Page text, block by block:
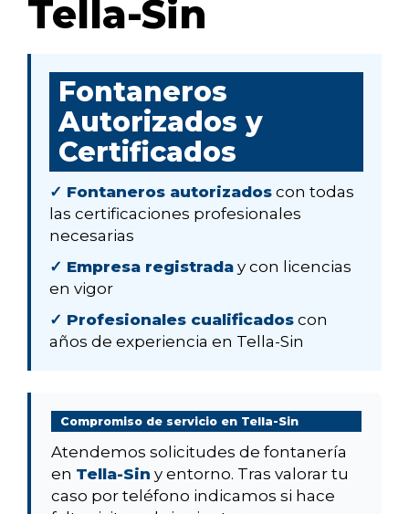
Tella-Sin
Fontaneros
Autorizados y
Certificados
✓ Fontaneros autorizados con todas
las certificaciones profesionales
necesarias
✓ Empresa registrada y con licencias
en vigor
✓ Profesionales cualificados con
años de experiencia en Tella-Sin
Compromiso de servicio en Tella-Sin
Atendemos solicitudes de fontanería
en Tella-Sin y entorno. Tras valorar tu
caso por teléfono indicamos si hace